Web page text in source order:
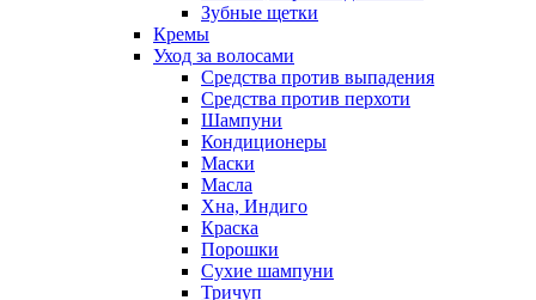
Зубные щетки
Кремы
Уход за волосами
Средства против выпадения
Средства против перхоти
Шампуни
Кондиционеры
Маски
Масла
Хна, Индиго
Краска
Порошки
Сухие шампуни
Тричуп